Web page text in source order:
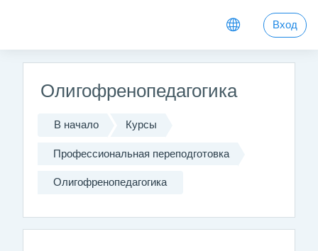
Вход
Олигофренопедагогика
В начало Курсы
Профессиональная переподготовка
Олигофренопедагогика